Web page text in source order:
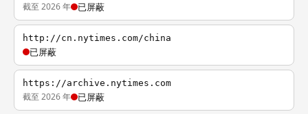
截至 2026 年 已屏蔽
http://cn.nytimes.com/china
已屏蔽
https://archive.nytimes.com
截至 2026 年 已屏蔽